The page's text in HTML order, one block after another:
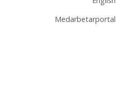
Medarbetarportal